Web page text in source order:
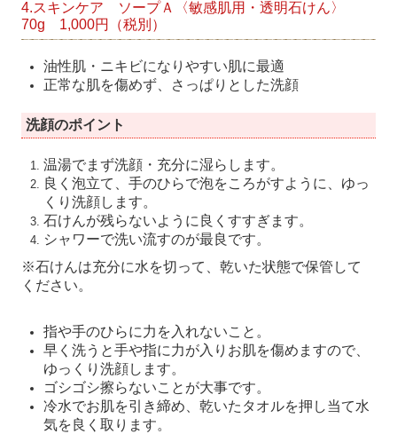
4.スキンケア ソープＡ〈敏感肌用・透明石けん〉
70g 1,000円（税別）
油性肌・ニキビになりやすい肌に最適
正常な肌を傷めず、さっぱりとした洗顔
洗顔のポイント
温湯でまず洗顔・充分に湿らします。
良く泡立て、手のひらで泡をころがすように、ゆっ
くり洗顔します。
石けんが残らないように良くすすぎます。
シャワーで洗い流すのが最良です。
※石けんは充分に水を切って、乾いた状態で保管して
ください。
指や手のひらに力を入れないこと。
早く洗うと手や指に力が入りお肌を傷めますので、
ゆっくり洗顔します。
ゴシゴシ擦らないことが大事です。
冷水でお肌を引き締め、乾いたタオルを押し当て水
気を良く取ります。